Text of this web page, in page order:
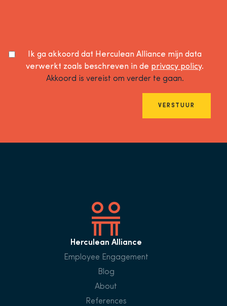
Ik ga akkoord dat Herculean Alliance mijn data
verwerkt zoals beschreven in de privacy policy.
Akkoord is vereist om verder te gaan.
VERSTUUR
Herculean Alliance
Employee Engagement
Blog
About
References